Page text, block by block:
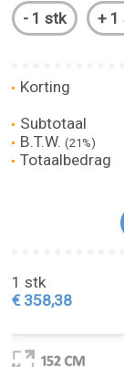
Korting
Subtotaal
B.T.W.(21%)
Totaalbedrag
1 stk
€ 358,38